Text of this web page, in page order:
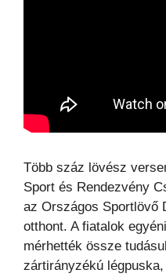
Több száz lövész
Sport és Rendezvény
az Országos Sportlövő
otthont. A fiatalok
mérhették össze
zártirányzékú